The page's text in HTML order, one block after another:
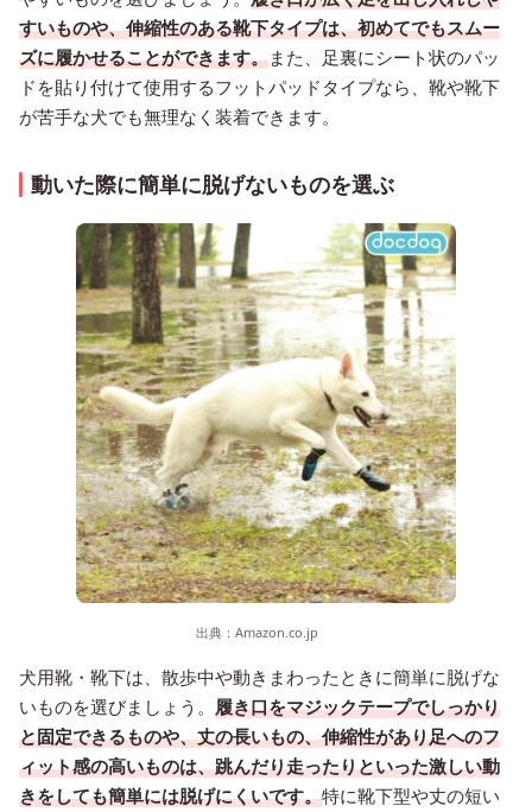
すいものや、伸縮性のある靴下タイプは、初めてでもスムー
ズに履かせることができます。また、足裏にシート状のパッ
ドを貼り付けて使用するフットパッドタイプなら、靴や靴下
が苦手な犬でも無理なく装着できます。
動いた際に簡単に脱げないものを選ぶ
出典： Amazon.co.jp
犬用靴・靴下は、散歩中や動きまわったときに簡単に脱げな
いものを選びましょう。 履き口をマジックテープでしっかり
と固定できるものや、丈の長いもの、伸縮性があり足へのフ
ィット感の高いものは、跳んだり走ったりといった激しい動
きをしても簡単には脱げにくいです。特に靴下型や丈の短い